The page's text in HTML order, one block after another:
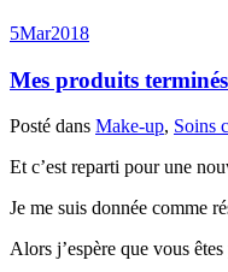
5Mar2018
Mes produits
Posté dans Make-up, Soins
Et c’est reparti pour une
Je me suis donnée comme
Alors j’espère que vous